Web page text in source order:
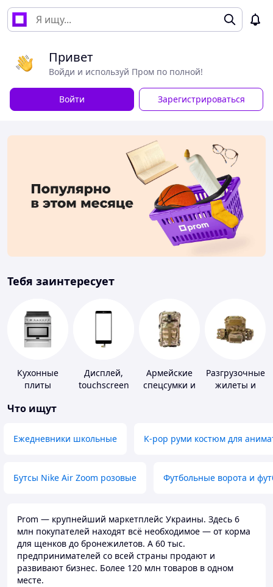
Привет
Войди и используй Пром по полной!
Войти Зарегистрироваться
Тебя заинтересует
Кухонные
плиты
Дисплей,
touchscreen
Армейские
спецсумки и
Разгрузочные
жилеты и
Что ищут
Ежедневники школьные K-pop руми костюм для
Бутсы Nike Air Zoom розовые Футбольные ворота и
Prom — крупнейший маркетплейс Украины. Здесь 6
млн покупателей находят всё необходимое — от корма
для щенков до бронежилетов. А 60 тыс.
предпринимателей со всей страны продают и
развивают бизнес. Более 120 млн товаров в одном
месте.